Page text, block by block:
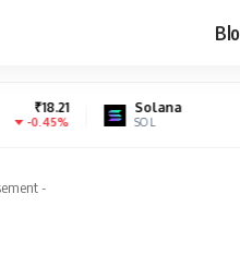
Solana ₹7,035.31
SOL
-